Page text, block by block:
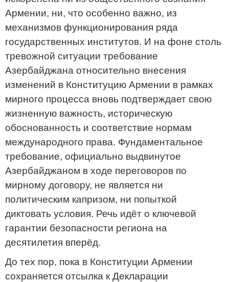
Армении, ни, что особенно важно, из
механизмов функционирования ряда
государственных институтов. И на фоне столь
тревожной ситуации требование
Азербайджана относительно внесения
изменений в Конституцию Армении в рамках
мирного процесса вновь подтверждает свою
жизненную важность, историческую
обоснованность и соответствие нормам
международного права. Фундаментальное
требование, официально выдвинутое
Азербайджаном в ходе переговоров по
мирному договору, не является ни
политическим капризом, ни попыткой
диктовать условия. Речь идёт о ключевой
гарантии безопасности региона на
десятилетия вперёд.
До тех пор, пока в Конституции Армении
сохраняется отсылка к Декларации